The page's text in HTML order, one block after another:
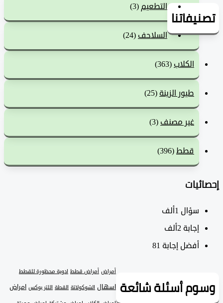
التطعيم(3)
السلاحف(24)
الكلاب(363)
طيور الزينة (25)
غير مصنف(3)
قطط (396)
سؤال1ألف
‫إجابة 2ألف
أفضل إجابة 81
أسئلة شائعة
أمراض قطط ادوية محظورة للقطط
اسهال الشوكولاتة القطة اللتر بوكس امراض